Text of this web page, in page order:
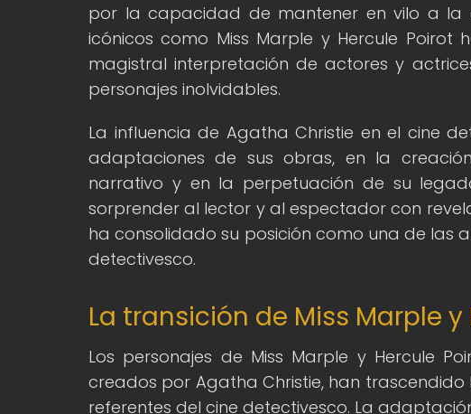
por la capacidad de mantener en vilo a la
icónicos como Miss Marple y Hercule
magistral interpretación de actores y
personajes inolvidables.
La influencia de Agatha Christie en el cine
adaptaciones de sus obras, en la
narrativo y en la perpetuación de su
sorprender al lector y al espectador con
ha consolidado su posición como una de las
detectivesco.
La transición de Miss Marple
Los personajes de Miss Marple y Hercule
creados por Agatha Christie, han
referentes del cine detectivesco. La